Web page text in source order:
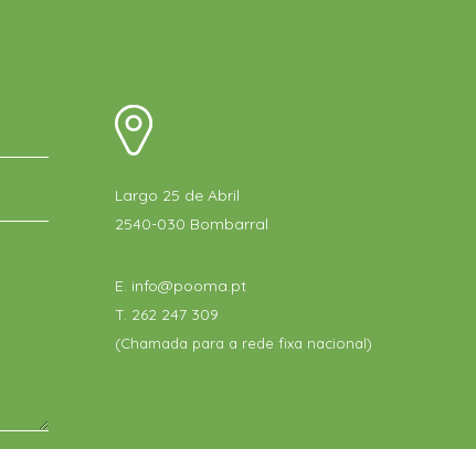
Largo 25 de Abril
2540-030 Bombarral
E. info@pooma.pt
T. 262 247 309
(Chamada para a rede fixa nacional)